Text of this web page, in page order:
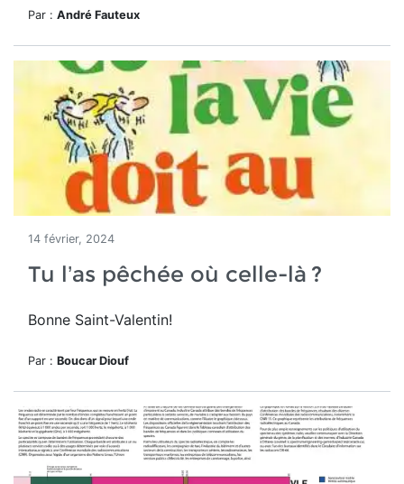
Par : André Fauteux
14 février, 2024
Tu l’as pêchée où celle-là ?
Bonne Saint-Valentin!
Par : Boucar Diouf